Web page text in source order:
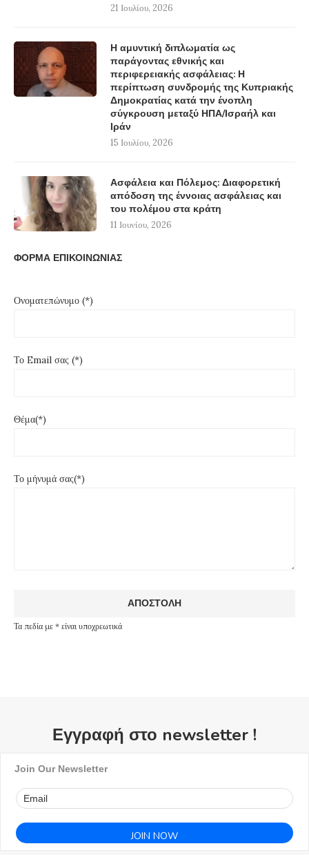
21 Ιουλίου, 2026
Η αμυντική διπλωματία ως
παράγοντας εθνικής και
περιφερειακής ασφάλειας: Η
περίπτωση συνδρομής της Κυπριακής
Δημοκρατίας κατά την ένοπλη
σύγκρουση μεταξύ ΗΠΑ/Ισραήλ και
Ιράν
15 Ιουλίου, 2026
Ασφάλεια και Πόλεμος: Διαφορετική
απόδοση της έννοιας ασφάλειας και
του πολέμου στα κράτη
11 Ιουνίου, 2026
ΦΟΡΜΑ ΕΠΙΚΟΙΝΩΝΙΑΣ
Ονοματεπώνυμο (*)
Το Email σας (*)
Θέμα(*)
Το μήνυμά σας(*)
Τα πεδία με * είναι υποχρεωτικά
Εγγραφή στο newsletter !
Join Our Newsletter